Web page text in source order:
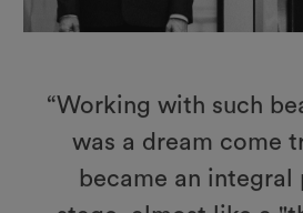
“Working with such
was a dream come
became an
stage, almost like a